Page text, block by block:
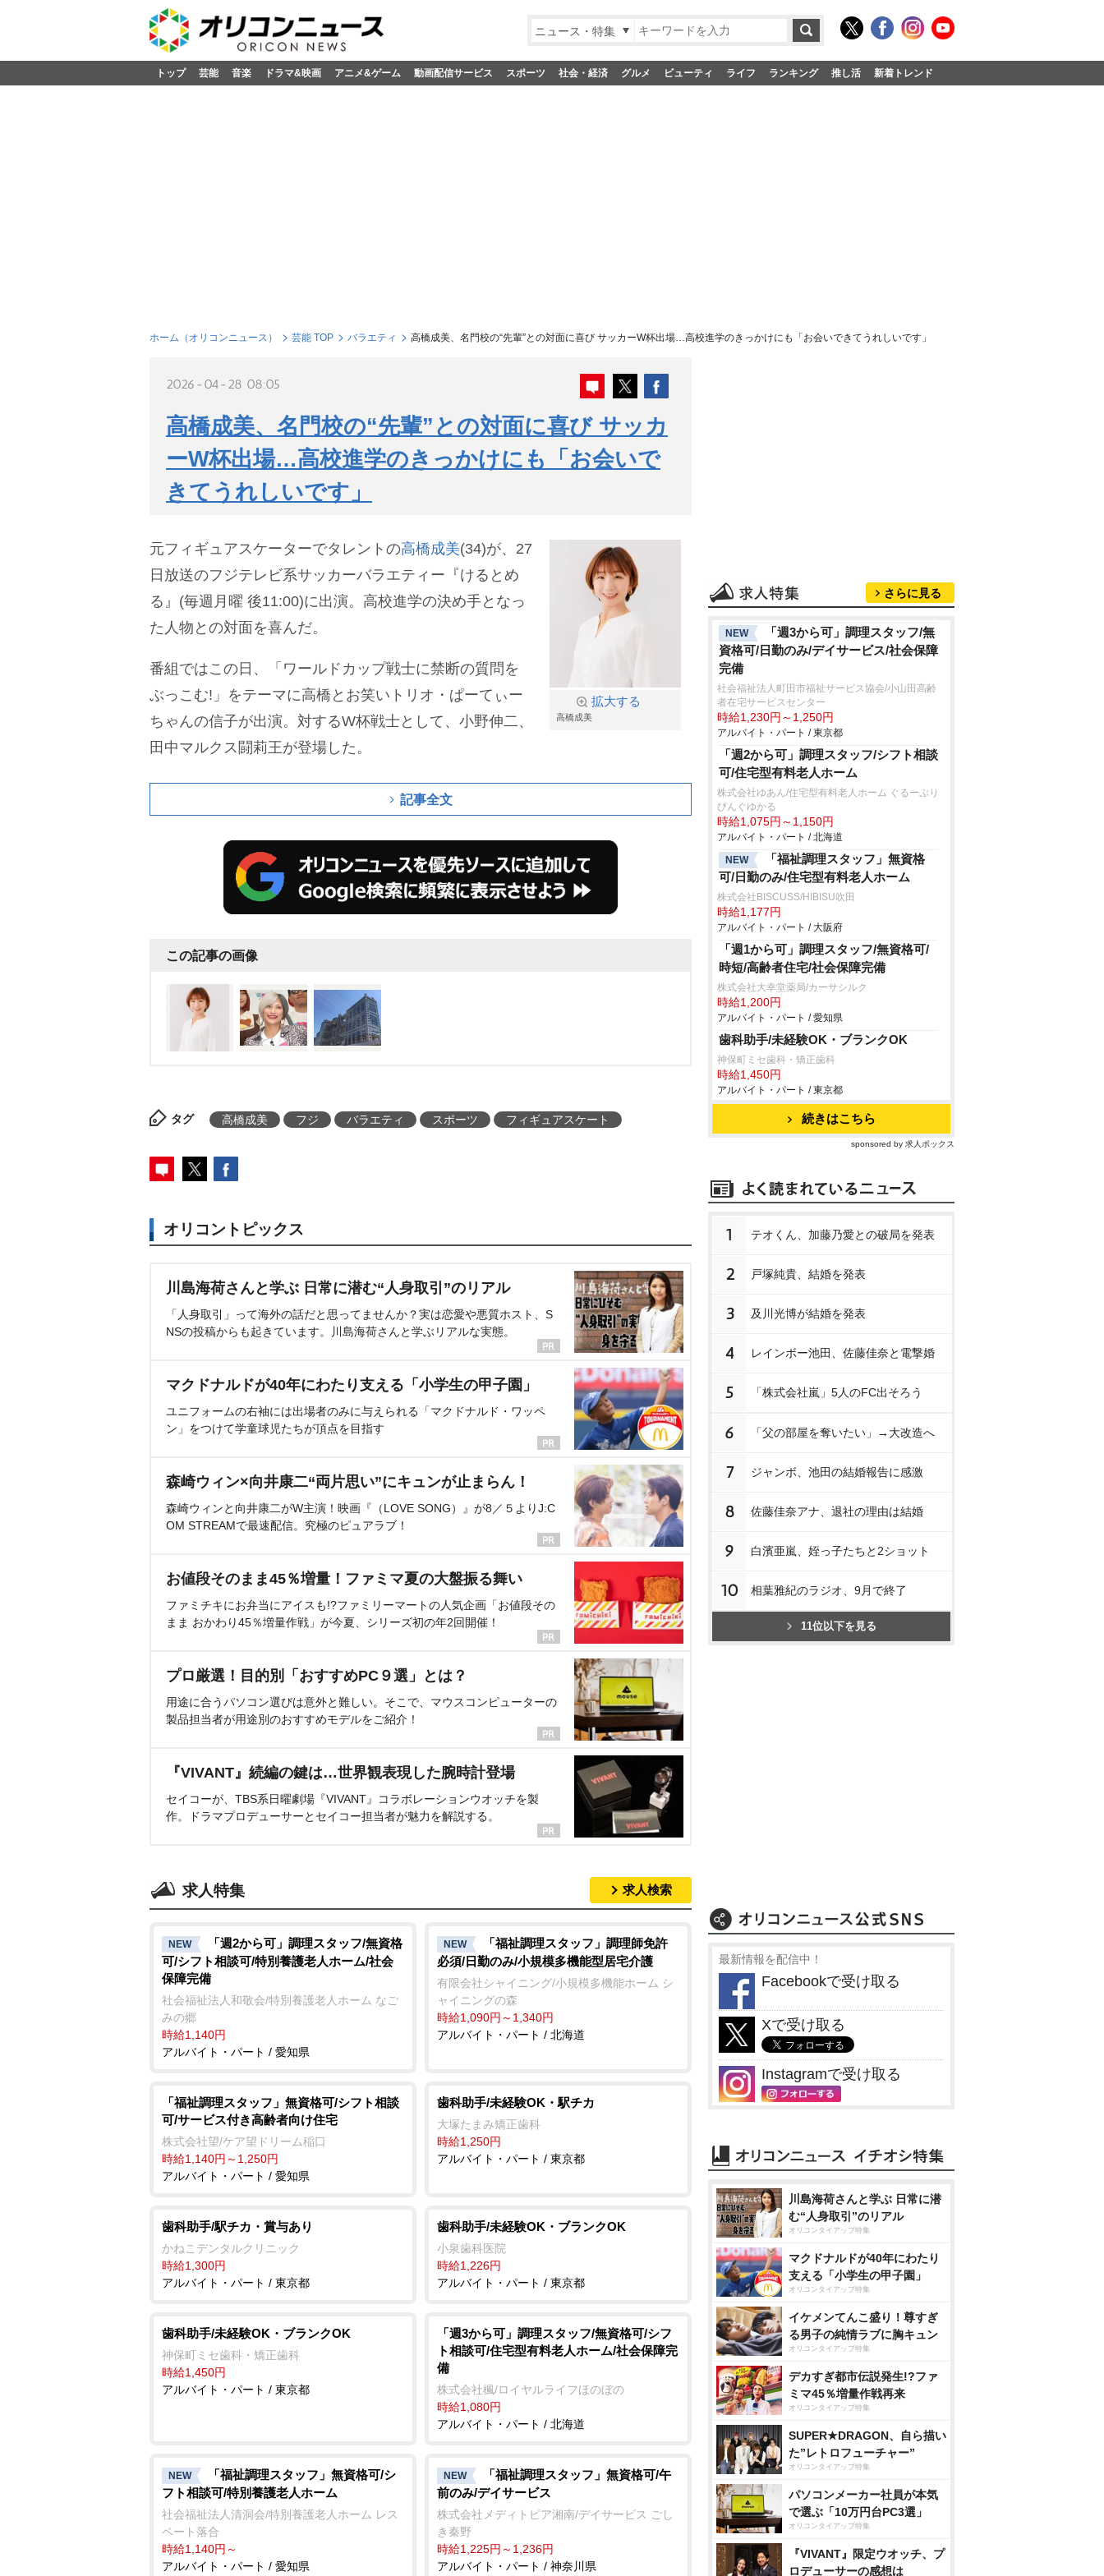
ニュース・特集
トップ 芸能 音楽 ドラマ&映画 アニメ&ゲーム 動画配信サービス スポーツ 社会・経済 グルメ ビューティ ライフ ランキング 推し活 新着トレンド
ホーム（オリコンニュース） 芸能 TOP バラエティ 高橋成美、名門校の“先輩”との対面に喜び サッカーW杯出場…高校進学のきっかけにも「お会いできてうれしいです」
2026-04-28 08:05
高橋成美、名門校の“先輩”との対面に喜び サッカ
ーW杯出場…高校進学のきっかけにも「お会いで
きてうれしいです」
拡大する
高橋成美
元フィギュアスケーターでタレントの高橋成美(34)が、27
日放送のフジテレビ系サッカーバラエティー『けるとめ
る』(毎週月曜 後11:00)に出演。高校進学の決め手となっ
た人物との対面を喜んだ。
番組ではこの日、「ワールドカップ戦士に禁断の質問を
ぶっこむ!」をテーマに高橋とお笑いトリオ・ぱーてぃー
ちゃんの信子が出演。対するW杯戦士として、小野伸二、
田中マルクス闘莉王が登場した。
記事全文
この記事の画像
タグ 高橋成美 フジ バラエティ スポーツ フィギュアスケート
オリコントピックス
川島海荷さんと学ぶ 日常に潜む“人身取引”のリアル
「人身取引」って海外の話だと思ってませんか？実は恋愛や悪質ホスト、S
NSの投稿からも起きています。川島海荷さんと学ぶリアルな実態。
マクドナルドが40年にわたり支える「小学生の甲子園」
ユニフォームの右袖には出場者のみに与えられる「マクドナルド・ワッペ
ン」をつけて学童球児たちが頂点を目指す
森崎ウィン×向井康二“両片思い”にキュンが止まらん！
森崎ウィンと向井康二がW主演！映画『（LOVE SONG）』が8／５よりJ:C
OM STREAMで最速配信。究極のピュアラブ！
お値段そのまま45％増量！ファミマ夏の大盤振る舞い
ファミチキにお弁当にアイスも!?ファミリーマートの人気企画「お値段その
まま おかわり45％増量作戦」が今夏、シリーズ初の年2回開催！
プロ厳選！目的別「おすすめPC９選」とは？
用途に合うパソコン選びは意外と難しい。そこで、マウスコンピューターの
製品担当者が用途別のおすすめモデルをご紹介！
『VIVANT』続編の鍵は…世界観表現した腕時計登場
セイコーが、TBS系日曜劇場『VIVANT』コラボレーションウオッチを製
作。ドラマプロデューサーとセイコー担当者が魅力を解説する。
求人特集 求人検索
NEW
「週2から可」調理スタッフ/無資格
可/シフト相談可/特別養護老人ホーム/社会
保障完備
社会福祉法人和敬会/特別養護老人ホーム なご
みの郷
時給1,140円
アルバイト・パート / 愛知県
NEW
「福祉調理スタッフ」調理師免許
必須/日勤のみ/小規模多機能型居宅介護
有限会社シャイニング/小規模多機能ホーム シ
ャイニングの森
時給1,090円～1,340円
アルバイト・パート / 北海道
「福祉調理スタッフ」無資格可/シフト相談
可/サービス付き高齢者向け住宅
株式会社望/ケア望ドリーム稲口
時給1,140円～1,250円
アルバイト・パート / 愛知県
歯科助手/未経験OK・駅チカ
大塚たまみ矯正歯科
時給1,250円
アルバイト・パート / 東京都
歯科助手/駅チカ・賞与あり
かねこデンタルクリニック
時給1,300円
アルバイト・パート / 東京都
歯科助手/未経験OK・ブランクOK
小泉歯科医院
時給1,226円
アルバイト・パート / 東京都
歯科助手/未経験OK・ブランクOK
神保町ミセ歯科・矯正歯科
時給1,450円
アルバイト・パート / 東京都
「週3から可」調理スタッフ/無資格可/シフ
ト相談可/住宅型有料老人ホーム/社会保障完
備
株式会社楓/ロイヤルライフほのぼの
時給1,080円
アルバイト・パート / 北海道
NEW
「福祉調理スタッフ」無資格可/シ
フト相談可/特別養護老人ホーム
社会福祉法人清洞会/特別養護老人ホーム レス
ペート落合
時給1,140円～
アルバイト・パート / 愛知県
NEW
「福祉調理スタッフ」無資格可/午
前のみ/デイサービス
株式会社メディトピア湘南/デイサービス ごし
き秦野
時給1,225円～1,236円
アルバイト・パート / 神奈川県
さらに見る
NEW
「週3から可」調理スタッフ/無
資格可/日勤のみ/デイサービス/社会保障
完備
社会福祉法人町田市福祉サービス協会/小山田高齢
者在宅サービスセンター
時給1,230円～1,250円
アルバイト・パート / 東京都
「週2から可」調理スタッフ/シフト相談
可/住宅型有料老人ホーム
株式会社ゆあん/住宅型有料老人ホーム ぐるーぷり
びんぐゆかる
時給1,075円～1,150円
アルバイト・パート / 北海道
NEW
「福祉調理スタッフ」無資格
可/日勤のみ/住宅型有料老人ホーム
株式会社BISCUSS/HIBISU吹田
時給1,177円
アルバイト・パート / 大阪府
「週1から可」調理スタッフ/無資格可/
時短/高齢者住宅/社会保障完備
株式会社大幸堂薬局/カーサシルク
時給1,200円
アルバイト・パート / 愛知県
歯科助手/未経験OK・ブランクOK
神保町ミセ歯科・矯正歯科
時給1,450円
アルバイト・パート / 東京都
続きはこちら
sponsored by 求人ボックス
1 テオくん、加藤乃愛との破局を発表
2 戸塚純貴、結婚を発表
3 及川光博が結婚を発表
4 レインボー池田、佐藤佳奈と電撃婚
5 「株式会社嵐」5人のFC出そろう
6 「父の部屋を奪いたい」→大改造へ
7 ジャンボ、池田の結婚報告に感激
8 佐藤佳奈アナ、退社の理由は結婚
9 白濱亜嵐、姪っ子たちと2ショット
10 相葉雅紀のラジオ、9月で終了
11位以下を見る
最新情報を配信中！
Facebookで受け取る
Xで受け取る
Instagramで受け取る
川島海荷さんと学ぶ 日常に潜
む“人身取引”のリアル
オリコンタイアップ特集
マクドナルドが40年にわたり
支える「小学生の甲子園」
オリコンタイアップ特集
イケメンてんこ盛り！尊すぎ
る男子の純情ラブに胸キュン
オリコンタイアップ特集
デカすぎ都市伝説発生!?ファ
ミマ45％増量作戦再来
オリコンタイアップ特集
SUPER★DRAGON、自ら描い
た”レトロフューチャー”
オリコンタイアップ特集
パソコンメーカー社員が本気
で選ぶ「10万円台PC3選」
オリコンタイアップ特集
『VIVANT』限定ウオッチ、プ
ロデューサーの感想は